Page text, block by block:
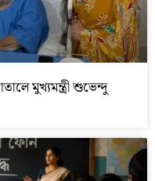
মুখ্যমন্ত্রী শুভেন্দু